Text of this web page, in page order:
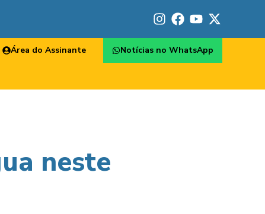
Área do Assinante Notícias no WhatsApp
neste